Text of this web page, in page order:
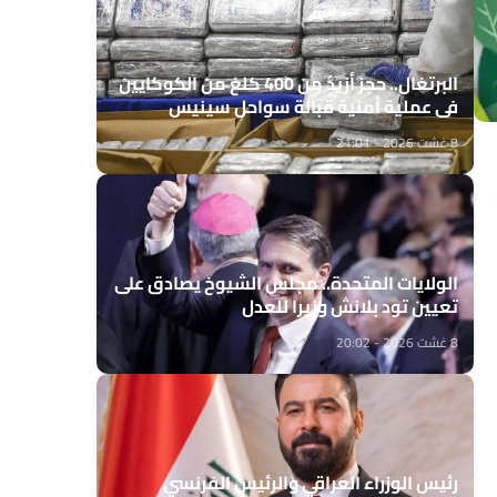
البرتغال.. حجز أزيد من 400 كلغ من الكوكايين
في عملية أمنية قبالة سواحل سينيس
8 غشت 2026 - 21:01
الولايات المتحدة.. مجلس الشيوخ يصادق على
تعيين تود بلانش وزيرا للعدل
8 غشت 2026 - 20:02
رئيس الوزراء العراقي والرئيس الفرنسي